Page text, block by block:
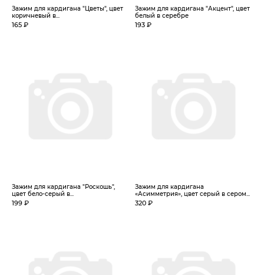
Зажим для кардигана "Цветы", цвет
коричневый в...
165 ₽
Зажим для кардигана "Акцент", цвет
белый в серебре
193 ₽
Зажим для кардигана "Роскошь",
цвет бело-серый в...
199 ₽
Зажим для кардигана
«Асимметрия», цвет серый в сером...
320 ₽